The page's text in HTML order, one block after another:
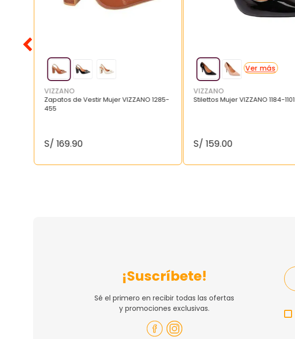
VIZZANO
Zapatos de Vestir Mujer VIZZANO 1285-
455
S/ 169.90
VIZZANO
Stilettos Mujer VIZZANO 1184-1101
S/ 159.00
¡Suscríbete!
Sé el primero en recibir todas las ofertas
y promociones exclusivas.